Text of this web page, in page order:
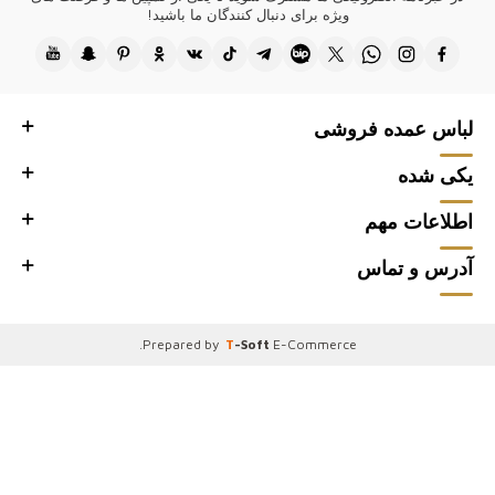
تفاوت ایجاد می‌کنند!
قدرت نساجی ترکیه با Kazee به ارزش بوتیک ها و فروش عمده شما می
ترکی
کازیه، برای مشتریان فارسی‌زبان و بوتیک‌های عمده‌فروشی شما طراحی‌های
باکیفیت و مدرن ارائه می‌دهد. از مد زنده تهران گرفته تا سبک ظریف اصفهان و
شیک‌پوشی منحصر به فرد شیراز، کلکسیون‌های ما به هر سلیقه‌ای پاسخ
بافتنی نرم و گرم ارائه می‌کنیم، تا در هر فصلی شیک بودن را تضمین کنیم. با
کازیه، بوتیک‌های شما از امتیاز ارائه بهترین‌های مد ایران به مشتریان برخوردار
خواهند بود.
ویژه برای دنبال کنندگان ما باشید!
لباس عمده فروشی
یکی شده
اطلاعات مهم
آدرس و تماس
Prepared by T-Soft E-Commerce
.